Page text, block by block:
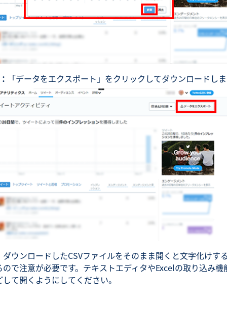
「データをエクスポート」をクリックしてダウンロードし
ダウンロードしたCSVファイルをそのまま開くと文字化けす
ので注意が必要です。テキストエディタやExcelの取り込み機
て開くようにしてください。